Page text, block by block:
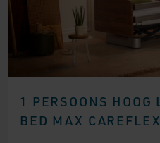
1 PERSOONS
BED MAX CAREFLEX